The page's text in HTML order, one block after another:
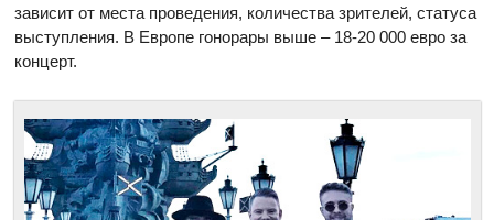
зависит от места проведения, количества зрителей, статуса
выступления. В Европе гонорары выше – 18-20 000 евро за
концерт.